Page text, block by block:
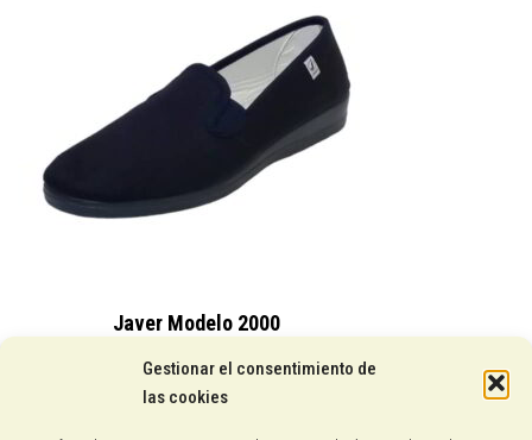
Gestionar el consentimiento de
las cookies
85,00 €.65,00 €.
Javer Modelo 2000
15,25€